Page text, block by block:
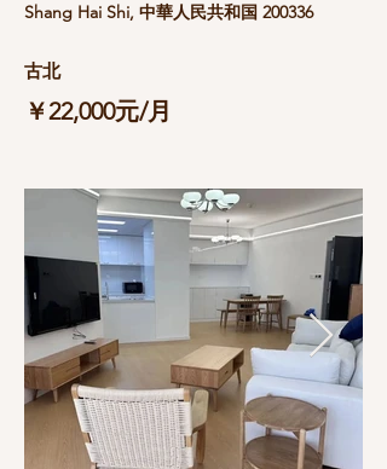
Shang Hai Shi, 中華人民共和国 200336
古北
￥22,000元/月